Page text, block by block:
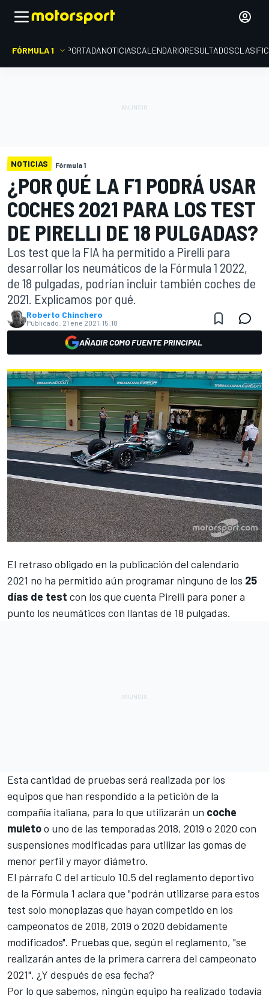
FÓRMULA 1 PORTADANOTICIASCALENDARIORESULTADOS
NOTICIAS Fórmula 1
¿POR QUÉ LA F1 PODRÁ USAR
COCHES 2021 PARA LOS TEST
DE PIRELLI DE 18 PULGADAS?
Los test que la FIA ha permitido a Pirelli para
desarrollar los neumáticos de la Fórmula 1 2022,
de 18 pulgadas, podrían incluir también coches de
2021. Explicamos por qué.
Roberto Chinchero
Publicado: 21 ene 2021, 15:18
AÑADIR COMO FUENTE PRINCIPAL
El retraso obligado en la publicación del calendario
2021 no ha permitido aún programar ninguno de los 25
días de test con los que cuenta Pirelli para poner a
punto los neumáticos con llantas de 18 pulgadas.
Esta cantidad de pruebas será realizada por los
equipos que han respondido a la petición de la
compañía italiana, para lo que utilizarán un coche
muletoo uno de las temporadas 2018, 2019 o 2020 con
suspensiones modificadas para utilizar las gomas de
menor perfil y mayor diámetro.
El párrafo C del artículo 10.5 del reglamento deportivo
de la Fórmula 1 aclara que "podrán utilizarse para estos
test solo monoplazas que hayan competido en los
campeonatos de 2018, 2019 o 2020 debidamente
modificados". Pruebas que, según el reglamento, "se
realizarán antes de la primera carrera del campeonato
2021". ¿Y después de esa fecha?
Por lo que sabemos, ningún equipo ha realizado todavía